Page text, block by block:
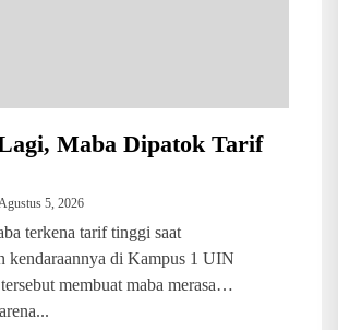
Maba Dipatok Tarif
5, 2026
terkena tarif tinggi saat
kendaraannya di Kampus 1 UIN
membuat maba merasa